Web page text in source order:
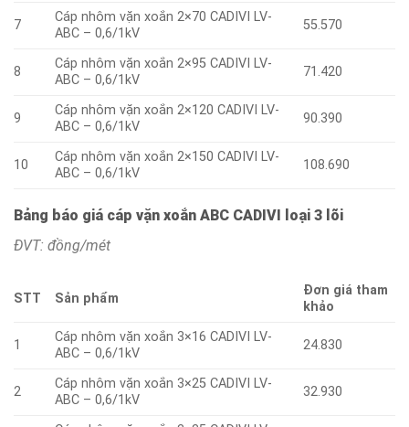
7
Cáp nhôm vặn xoắn 2×70 CADIVI LV-
ABC – 0,6/1kV
55.570
8
Cáp nhôm vặn xoắn 2×95 CADIVI LV-
ABC – 0,6/1kV
71.420
9
Cáp nhôm vặn xoắn 2×120 CADIVI LV-
ABC – 0,6/1kV
90.390
10
Cáp nhôm vặn xoắn 2×150 CADIVI LV-
ABC – 0,6/1kV
108.690
Bảng báo giá cáp vặn xoắn ABC CADIVI loại 3 lõi
ĐVT: đồng/mét
STT Sản phẩm
Đơn giá tham
khảo
1
Cáp nhôm vặn xoắn 3×16 CADIVI LV-
ABC – 0,6/1kV
24.830
2
Cáp nhôm vặn xoắn 3×25 CADIVI LV-
ABC – 0,6/1kV
32.930